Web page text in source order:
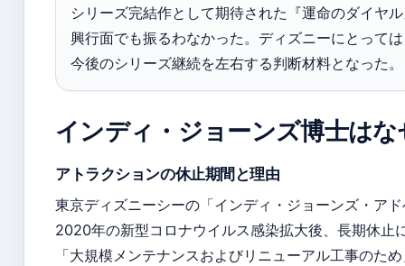
シリーズ完結作として期待された『運命のダイヤ
興行面でも振るわなかった。ディズニーにとって
今後のシリーズ継続を左右する判断材料となった。
インディ・ジョーンズ博士は
アトラクションの休止期間と理由
東京ディズニーシーの「インディ・ジョーンズ・ア
2020年の新型コロナウイルス感染拡大後、長期休止
「大規模メンテナンスおよびリニューアル工事のた